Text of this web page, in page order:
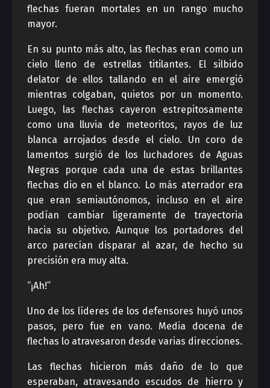
flechas fueran mortales en un rango mucho
mayor.
En su punto más alto, las flechas eran como un
cielo lleno de estrellas titilantes. El silbido
delator de ellos tallando en el aire emergió
mientras colgaban, quietos por un momento.
Luego, las flechas cayeron estrepitosamente
como una lluvia de meteoritos, rayos de luz
blanca arrojados desde el cielo. Un coro de
lamentos surgió de los luchadores de Aguas
Negras porque cada una de estas brillantes
flechas dio en el blanco. Lo más aterrador era
que eran semiautónomos, incluso en el aire
podían cambiar ligeramente de trayectoria
hacia su objetivo. Aunque los portadores del
arco parecían disparar al azar, de hecho su
precisión era muy alta.
“¡Ah!”
Uno de los líderes de los defensores huyó unos
pasos, pero fue en vano. Media docena de
flechas lo atravesaron desde varias direcciones.
Las flechas hicieron más daño de lo que
esperaban, atravesando escudos de hierro y